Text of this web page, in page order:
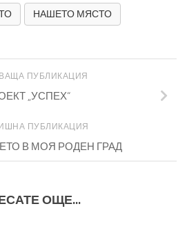
НАШЕТО МЯСТО
ПУБЛИКАЦИЯ
„УСПЕХ“
ПУБЛИКАЦИЯ
В МОЯ РОДЕН ГРАД
ОЩЕ...